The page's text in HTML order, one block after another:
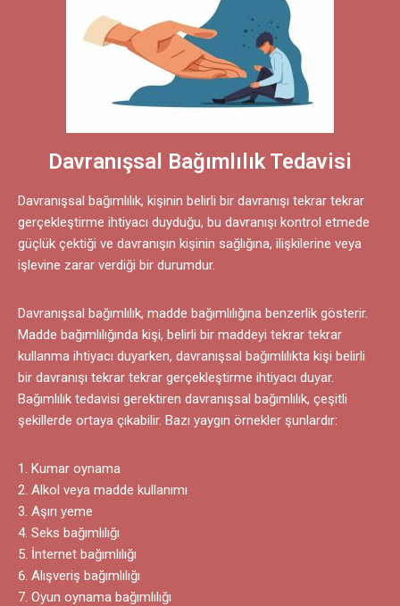
Davranışsal Bağımlılık Tedavisi
Davranışsal bağımlılık, kişinin belirli bir davranışı tekrar tekrar
gerçekleştirme ihtiyacı duyduğu, bu davranışı kontrol etmede
güçlük çektiği ve davranışın kişinin sağlığına, ilişkilerine veya
işlevine zarar verdiği bir durumdur.
Davranışsal bağımlılık, madde bağımlılığına benzerlik gösterir.
Madde bağımlılığında kişi, belirli bir maddeyi tekrar tekrar
kullanma ihtiyacı duyarken, davranışsal bağımlılıkta kişi belirli
bir davranışı tekrar tekrar gerçekleştirme ihtiyacı duyar.
Bağımlılık tedavisi gerektiren davranışsal bağımlılık, çeşitli
şekillerde ortaya çıkabilir. Bazı yaygın örnekler şunlardır:
Kumar oynama
Alkol veya madde kullanımı
Aşırı yeme
Seks bağımlılığı
İnternet bağımlılığı
Alışveriş bağımlılığı
Oyun oynama bağımlılığı